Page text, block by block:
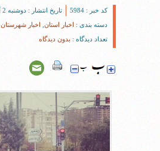
کد خبر : 5984
تاریخ انتشار : دوشنبه 2 آذر 1394 - 21:35
دسته بندی : اخبار استان اخبار شهرستان
تعداد دیدگاه : بدون دیدگاه